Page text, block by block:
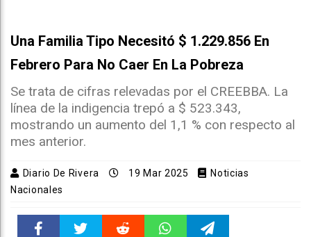
Una Familia Tipo Necesitó $ 1.229.856 En
Febrero Para No Caer En La Pobreza
Se trata de cifras relevadas por el CREEBBA. La
línea de la indigencia trepó a $ 523.343,
mostrando un aumento del 1,1 % con respecto al
mes anterior.
Diario De Rivera 19 Mar 2025
Noticias
Nacionales